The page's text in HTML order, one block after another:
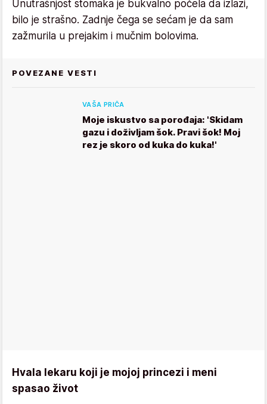
Unutrašnjost stomaka je bukvalno počela da izlazi,
bilo je strašno. Zadnje čega se sećam je da sam
zažmurila u prejakim i mučnim bolovima.
POVEZANE VESTI
VAŠA PRIČA
Moje iskustvo sa porođaja: 'Skidam
gazu i doživljam šok. Pravi šok! Moj
rez je skoro od kuka do kuka!'
Hvala lekaru koji je mojoj princezi i meni
spasao život